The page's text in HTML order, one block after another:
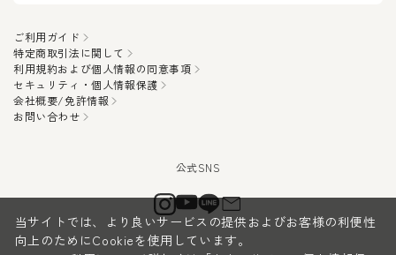
ご利用ガイド
特定商取引法に関して
利用規約および個人情報の同意事項
セキュリティ・個人情報保護
会社概要/免許情報
お問い合わせ
当サイトでは、より良いサービスの提供およびお客様の利便性
向上のためにCookieを使用しています。